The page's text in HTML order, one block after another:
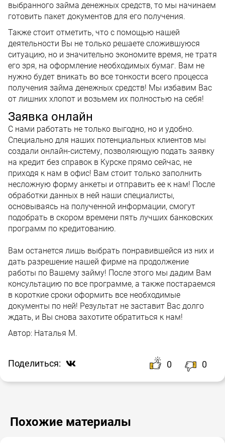
выбранного займа денежных средств, то мы начинаем
готовить пакет документов для его получения.
Также стоит отметить, что с помощью нашей
деятельности Вы не только решаете сложившуюся
ситуацию, но и значительно экономите время, не тратя
его зря, на оформление необходимых бумаг. Вам не
нужно будет вникать во все тонкости всего процесса
получения займа денежных средств! Мы избавим Вас
от лишних хлопот и возьмем их полностью на себя!
Заявка онлайн
С нами работать не только выгодно, но и удобно.
Специально для наших потенциальных клиентов мы
создали онлайн-систему, позволяющую подать заявку
на кредит без справок в Курске прямо сейчас, не
приходя к нам в офис! Вам стоит только заполнить
несложную форму анкеты и отправить ее к нам! После
обработки данных в ней наши специалисты,
основываясь на полученной информации, смогут
подобрать в скором времени пять лучших банковских
программ по кредитованию.
Вам останется лишь выбрать понравившейся из них и
дать разрешение нашей фирме на продолжение
работы по Вашему займу! После этого мы дадим Вам
консультацию по все программе, а также постараемся
в короткие сроки оформить все необходимые
документы по ней! Результат не заставит Вас долго
ждать, и Вы снова захотите обратиться к нам!
Автор: Наталья М.
Поделиться: 0 0
Похожие материалы